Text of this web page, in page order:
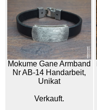
Mokume Gane Armband
Nr AB-14 Handarbeit,
Unikat
Verkauft.